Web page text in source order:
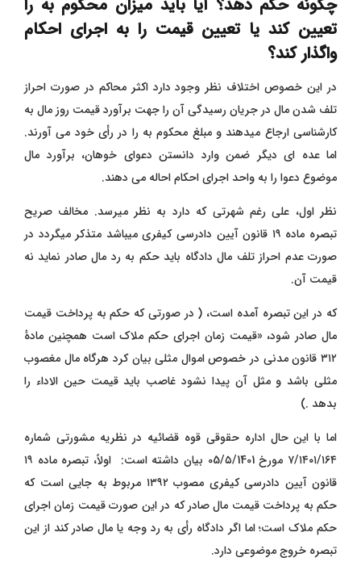
چگونه حکم دهد؟ آیا باید میزان محکوم به را
تعیین کند یا تعیین قیمت را به اجرای احکام
واگذار کند؟
در این خصوص اختلاف نظر وجود دارد اکثر محاکم در صورت احراز
تلف شدن مال در جریان رسیدگی آن را جهت برآورد قیمت روز مال به
کارشناسی ارجاع میدهند و مبلغ محکوم به را در رأی خود می آورند.
اما عده ای دیگر ضمن وارد دانستن دعوای خوهان، برآورد مال
موضوع دعوا را به واحد اجرای احکام احاله می دهند.
نظر اول، علی رغم شهرتی که دارد به نظر میرسد. مخالف صریح
تبصره ماده ۱۹ قانون آیین دادرسی کیفری میباشد متذکر میگردد در
صورت عدم احراز تلف مال دادگاه باید حکم به رد مال صادر نماید نه
قیمت آن.
که در این تبصره آمده است، ( در صورتی که حکم به پرداخت قیمت
مال صادر شود، «قیمت زمان اجرای حکم ملاک است همچنین مادهٔ
۳۱۲ قانون مدنی در خصوص اموال مثلی بیان کرد هرگاه مال مغصوب
مثلی باشد و مثل آن پیدا نشود غاصب باید قیمت حین الاداء را
بدهد .)
اما با این حال اداره حقوقی قوه قضائیه در نظریه مشورتی شماره
۷/۱۴۰۱/۱۶۴ مورخ 05/۵/1401 بیان داشته است: اولاً، تبصره ماده ۱۹
قانون آیین دادرسی کیفری مصوب ۱۳۹۲ مربوط به جایی است که
حکم به پرداخت قیمت مال صادر که در این صورت قیمت زمان اجرای
حکم ملاک است؛ اما اگر دادگاه رأی به رد وجه یا مال صادر کند از این
تبصره خروج موضوعی دارد.